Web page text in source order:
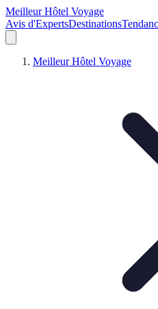
Meilleur Hôtel Voyage
Avis d'ExpertsDestinations
Meilleur Hôtel Voyage